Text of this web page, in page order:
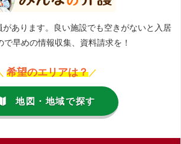
があります。良い施設でも空きがないと入居
で早めの情報収集、資料請求を！
希望のエリアは？ ／
地図・地域で探す